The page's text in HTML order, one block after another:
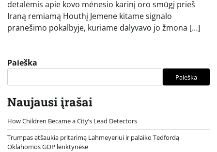
detalėmis apie kovo mėnesio karinį oro smūgį prieš
Iraną remiamą Houthį Jemene kitame signalo
pranešimo pokalbyje, kuriame dalyvavo jo žmona […]
Paieška
Paieška
Naujausi įrašai
How Children Became a City’s Lead Detectors
Trumpas atšaukia pritarimą Lahmeyeriui ir palaiko Tedfordą
Oklahomos GOP lenktynėse